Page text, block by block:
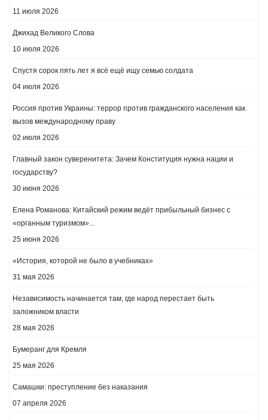
11 июля 2026
Джихад Великого Слова
10 июля 2026
Спустя сорок пять лет я всё ещё ищу семью солдата
04 июля 2026
Россия против Украины: террор против гражданского населения как
вызов международному праву
02 июля 2026
​Главный закон суверенитета: Зачем Конституция нужна нации и
государству?
30 июня 2026
Елена Романова: Китайский режим ведёт прибыльный бизнес с
«органным туризмом»...
25 июня 2026
«История, которой не было в учебниках»
31 мая 2026
Независимость начинается там, где народ перестает быть
заложником власти
28 мая 2026
Бумеранг для Кремля
25 мая 2026
Самашки: преступление без наказания
07 апреля 2026